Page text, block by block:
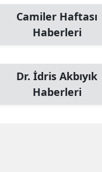
Camiler Haftası
Haberleri
Dr. İdris Akbıyık
Haberleri